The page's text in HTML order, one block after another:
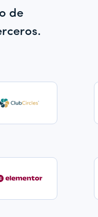
de